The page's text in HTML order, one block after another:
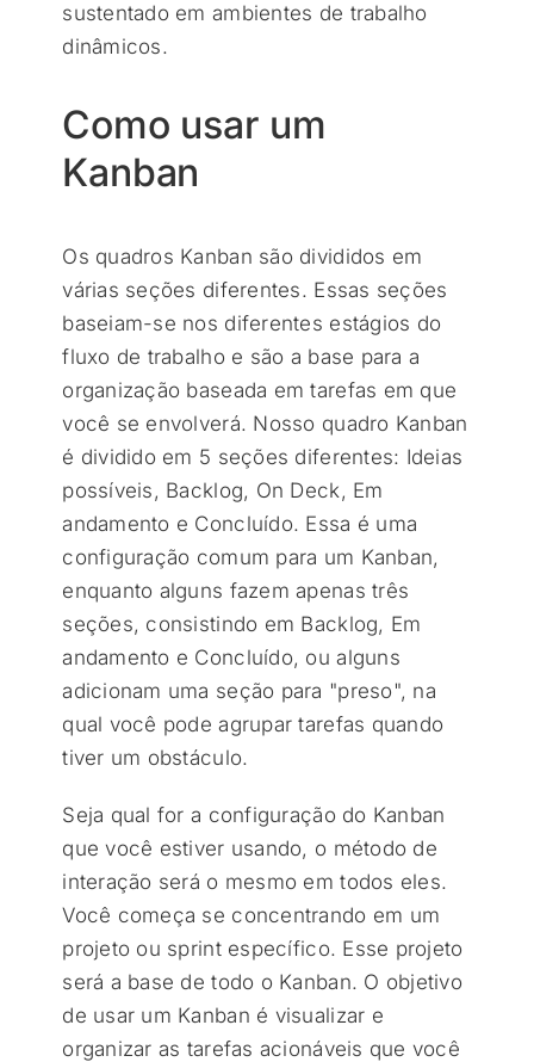
sustentado em ambientes de trabalho
dinâmicos.
Como usar um
Kanban
Os quadros Kanban são divididos em
várias seções diferentes. Essas seções
baseiam-se nos diferentes estágios do
fluxo de trabalho e são a base para a
organização baseada em tarefas em que
você se envolverá. Nosso quadro Kanban
é dividido em 5 seções diferentes: Ideias
possíveis, Backlog, On Deck, Em
andamento e Concluído. Essa é uma
configuração comum para um Kanban,
enquanto alguns fazem apenas três
seções, consistindo em Backlog, Em
andamento e Concluído, ou alguns
adicionam uma seção para "preso", na
qual você pode agrupar tarefas quando
tiver um obstáculo.
Seja qual for a configuração do Kanban
que você estiver usando, o método de
interação será o mesmo em todos eles.
Você começa se concentrando em um
projeto ou sprint específico. Esse projeto
será a base de todo o Kanban. O objetivo
de usar um Kanban é visualizar e
organizar as tarefas acionáveis que você